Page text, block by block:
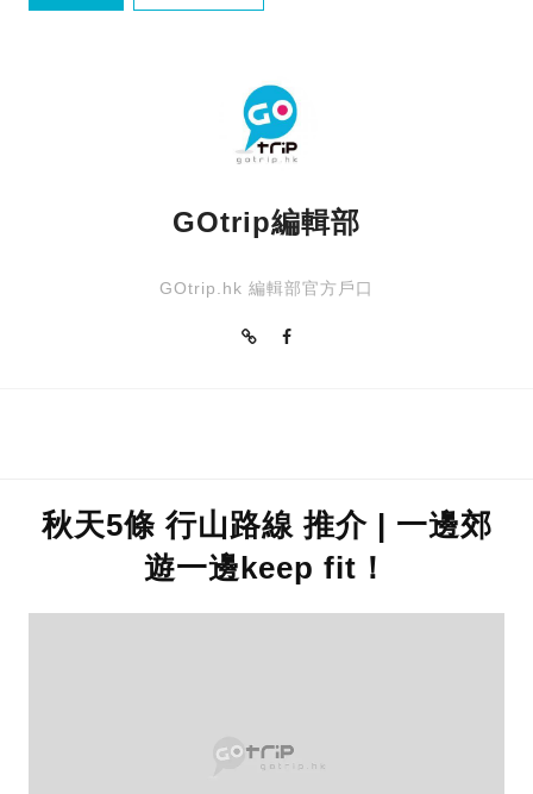
GOtrip編輯部
GOtrip.hk 編輯部官方戶口
秋天5條 行山路線 推介 | 一邊郊
遊一邊keep fit！